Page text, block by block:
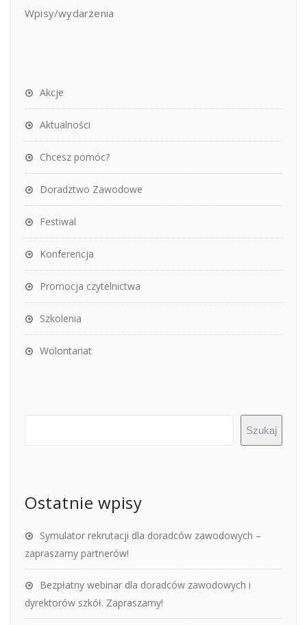
Wpisy/wydarzenia
Akcje
Aktualności
Chcesz pomóc?
Doradztwo Zawodowe
Festiwal
Konferencja
Promocja czytelnictwa
Szkolenia
Wolontariat
Szukaj
Ostatnie wpisy
Symulator rekrutacji dla doradców zawodowych –
zapraszamy partnerów!
Bezpłatny webinar dla doradców zawodowych i
dyrektorów szkół. Zapraszamy!